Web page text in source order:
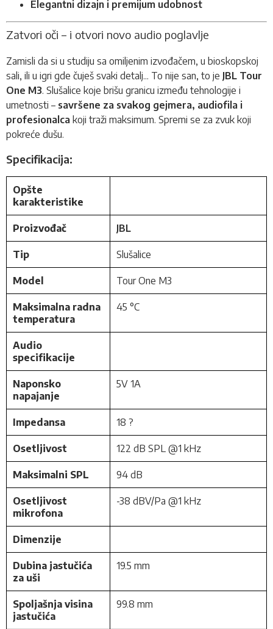
Elegantni dizajn i premijum udobnost
Zatvori oči – i otvori novo audio poglavlje
Zamisli da si u studiju sa omiljenim izvođačem, u bioskopskoj
sali, ili u igri gde čuješ svaki detalj... To nije san, to je JBL Tour
One M3. Slušalice koje brišu granicu između tehnologije i
umetnosti – savršene za svakog gejmera, audiofila i
profesionalca koji traži maksimum. Spremi se za zvuk koji
pokreće dušu.
Specifikacija:
Opšte
karakteristike
Proizvođač JBL
Tip Slušalice
Model Tour One M3
Maksimalna radna
temperatura
45 °C
Audio
specifikacije
Naponsko
napajanje
5V 1A
Impedansa 18 ?
Osetljivost 122 dB SPL @1 kHz
Maksimalni SPL 94 dB
Osetljivost
mikrofona
-38 dBV/Pa @1 kHz
Dimenzije
Dubina jastučića
za uši
19.5 mm
Spoljašnja visina
jastučića
99.8 mm